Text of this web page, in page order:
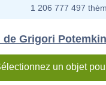
1 206 777 497
de Grigori
un objet